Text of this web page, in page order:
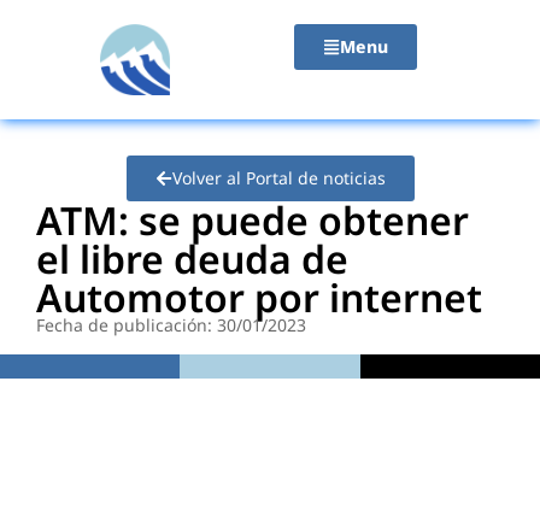
Menu
Volver al Portal de noticias
ATM: se puede obtener
el libre deuda de
Automotor por internet
Fecha de publicación: 30/01/2023